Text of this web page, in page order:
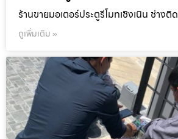
ร้านขายมอเตอร์ประตูรีโมทเชิงเนิน ช่างติด
ดูเพิ่มเติม »